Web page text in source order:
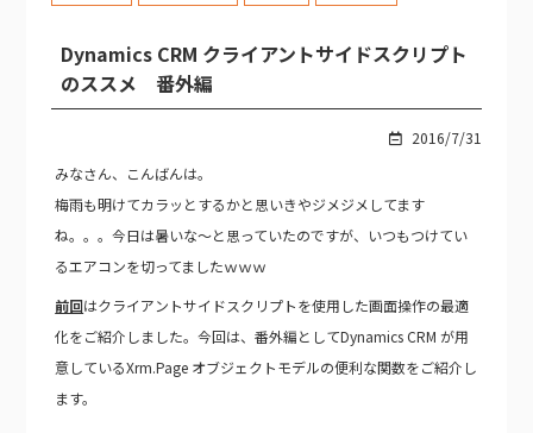
Dynamics CRM クライアントサイドスクリプト
のススメ 番外編
2016/7/31
みなさん、こんばんは。
梅雨も明けてカラッとするかと思いきやジメジメしてます
ね。。。今日は暑いな～と思っていたのですが、いつもつけてい
るエアコンを切ってましたｗｗｗ
前回はクライアントサイドスクリプトを使用した画面操作の最適
化をご紹介しました。今回は、番外編としてDynamics CRM が用
意しているXrm.Page オブジェクトモデルの便利な関数をご紹介し
ます。